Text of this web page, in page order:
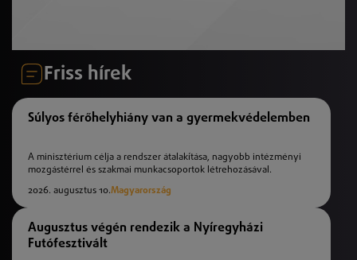
Friss hírek
Súlyos férőhelyhiány van a gyermekvédelemben
A minisztérium célja a rendszer átalakítása, nagyobb intézményi
mozgástérrel és szakmai munkacsoportok létrehozásával.
2026. augusztus 10.Magyarország
Augusztus végén rendezik a Nyíregyházi
Futófesztivált